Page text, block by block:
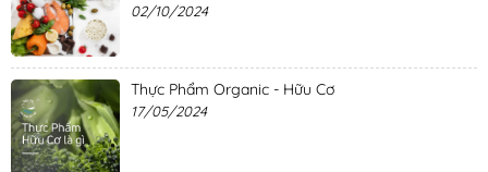
02/10/2024
Thực Phẩm Organic - Hữu Cơ
17/05/2024